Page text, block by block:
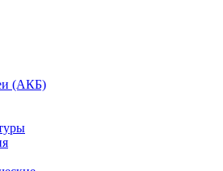
(АКБ)